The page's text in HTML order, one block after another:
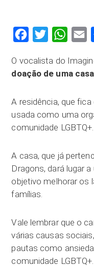
FacebookTwitter
O vocalista do
doação de uma casa
A residência, que
usada como uma
comunidade LGBTQ+.
A casa, que já
Dragons, dará lugar
objetivo melhorar os
famílias.
Vale lembrar que o
várias causas
pautas como
comunidade LGBTQ+.